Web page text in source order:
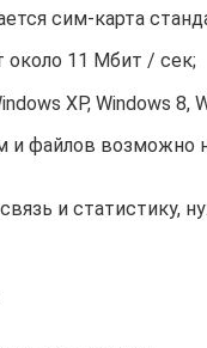
сим-карта
около 11 Мбит / сек;
XP, Windows 8,
и файлов возможно
и статистику,